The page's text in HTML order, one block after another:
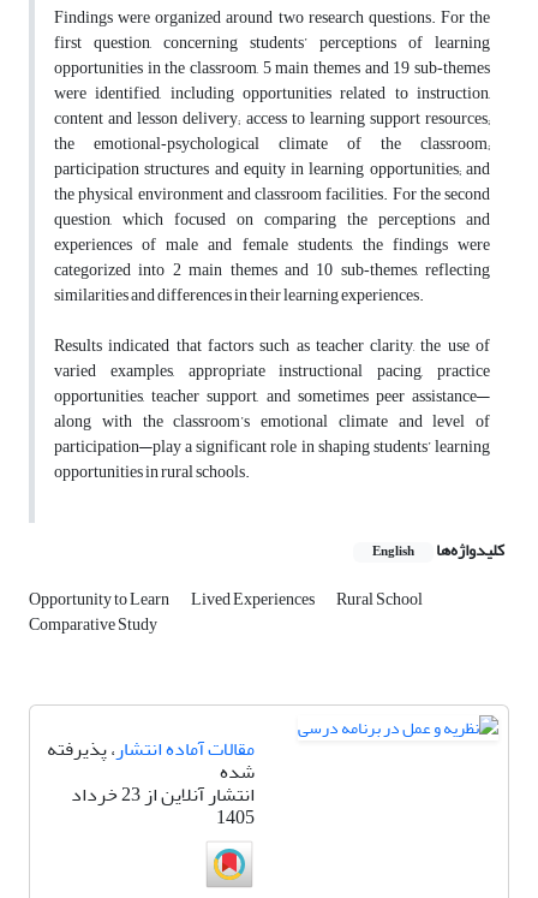
Findings were organized around two research questions. For the
first question, concerning students’ perceptions of learning
opportunities in the classroom, 5 main themes and 19 sub‑themes
were identified, including opportunities related to instruction,
content and lesson delivery; access to learning support resources;
the emotional‑psychological climate of the classroom;
participation structures and equity in learning opportunities; and
the physical environment and classroom facilities. For the second
question, which focused on comparing the perceptions and
experiences of male and female students, the findings were
categorized into 2 main themes and 10 sub‑themes, reflecting
similarities and differences in their learning experiences.
Results indicated that factors such as teacher clarity, the use of
varied examples, appropriate instructional pacing, practice
opportunities, teacher support, and sometimes peer assistance—
along with the classroom’s emotional climate and level of
participation—play a significant role in shaping students’ learning
opportunities in rural schools.
کلیدواژه‌ها English
Opportunity to Learn Lived Experiences Rural School
Comparative Study
مقالات آماده انتشار، پذیرفته
شده
انتشار آنلاین از 23 خرداد
1405